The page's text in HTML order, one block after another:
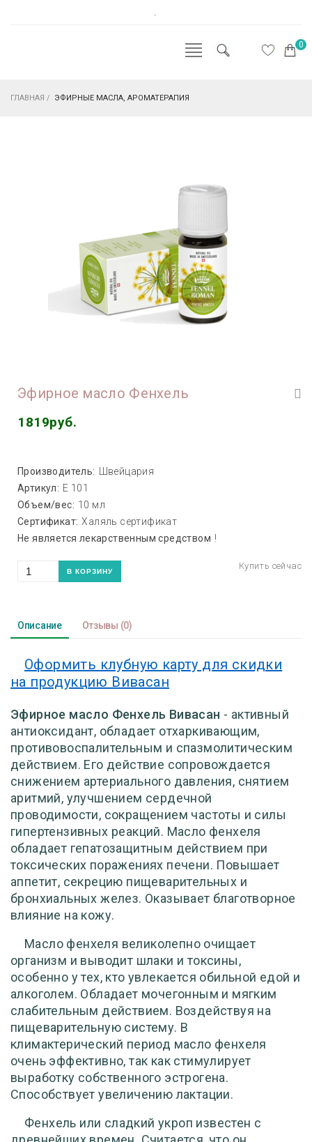
.
0
ГЛАВНАЯ / ЭФИРНЫЕ МАСЛА, АРОМАТЕРАПИЯ
Эфирное масло Фенхель
1819руб.
Производитель:
Швейцария
Артикул: Е 101
Объем/вес: 10 мл
Сертификат: Халяль сертификат
Не является лекарственным средством !
Описание Отзывы (0)
Оформить клубную карту для скидки
на продукцию Вивасан
Эфирное масло Фенхель Вивасан - активный
антиоксидант, обладает отхаркивающим,
противовоспалительным и спазмолитическим
действием. Его действие сопровождается
снижением артериального давления, снятием
аритмий, улучшением сердечной
проводимости, сокращением частоты и силы
гипертензивных реакций. Масло фенхеля
обладает гепатозащитным действием при
токсических поражениях печени. Повышает
аппетит, секрецию пищеварительных и
бронхиальных желез. Оказывает благотворное
влияние на кожу.
Масло фенхеля великолепно очищает
организм и выводит шлаки и токсины,
особенно у тех, кто увлекается обильной едой и
алкоголем. Обладает мочегонным и мягким
слабительным действием. Воздействуя на
пищеварительную систему. В
климактерический период масло фенхеля
очень эффективно, так как стимулирует
выработку собственного эстрогена.
Способствует увеличению лактации.
Фенхель или сладкий укроп известен с